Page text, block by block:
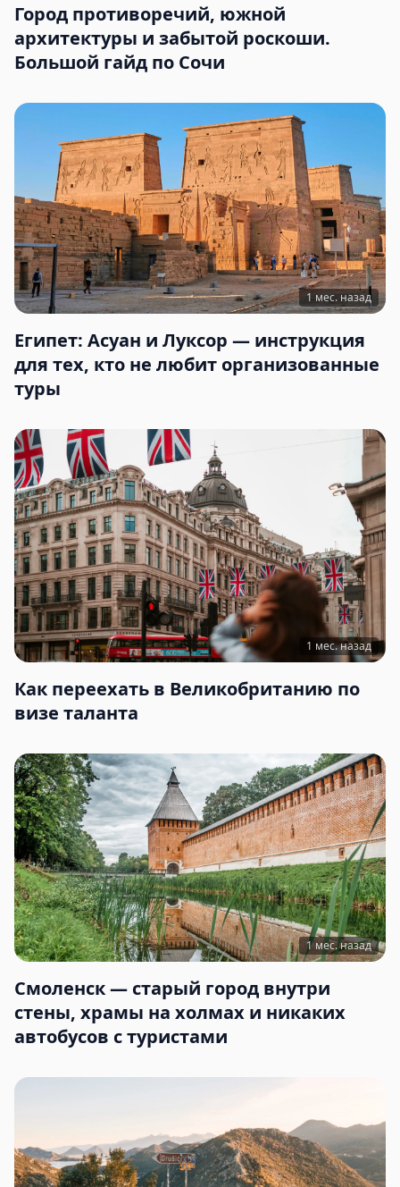
Город противоречий, южной
архитектуры и забытой роскоши.
Большой гайд по Сочи
1 мес. назад
Египет: Асуан и Луксор — инструкция
для тех, кто не любит организованные
туры
1 мес. назад
Как переехать в Великобританию по
визе таланта
1 мес. назад
Смоленск — старый город внутри
стены, храмы на холмах и никаких
автобусов с туристами